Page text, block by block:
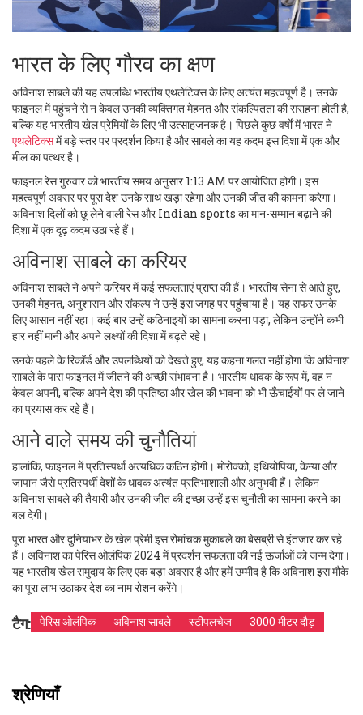
भारत के लिए गौरव का क्षण
अविनाश साबले की यह उपलब्धि भारतीय एथलेटिक्स के लिए अत्यंत महत्वपूर्ण है। उनके
फाइनल में पहुंचने से न केवल उनकी व्यक्तिगत मेहनत और संकल्पितता की सराहना होती है,
बल्कि यह भारतीय खेल प्रेमियों के लिए भी उत्साहजनक है। पिछले कुछ वर्षों में भारत ने
एथलेटिक्समें बड़े स्तर पर प्रदर्शन किया है और साबले का यह कदम इस दिशा में एक और
मील का पत्थर है।
फाइनल रेस गुरुवार को भारतीय समय अनुसार 1:13 AM पर आयोजित होगी। इस
महत्वपूर्ण अवसर पर पूरा देश उनके साथ खड़ा रहेगा और उनकी जीत की कामना करेगा।
अविनाश दिलों को छू लेने वाली रेस और Indian sports का मान-सम्मान बढ़ाने की
दिशा में एक दृढ़ कदम उठा रहे हैं।
अविनाश साबले का करियर
अविनाश साबले ने अपने करियर में कई सफलताएं प्राप्त की हैं। भारतीय सेना से आते हुए,
उनकी मेहनत, अनुशासन और संकल्प ने उन्हें इस जगह पर पहुंचाया है। यह सफर उनके
लिए आसान नहीं रहा। कई बार उन्हें कठिनाइयों का सामना करना पड़ा, लेकिन उन्होंने कभी
हार नहीं मानी और अपने लक्ष्यों की दिशा में बढ़ते रहे।
उनके पहले के रिकॉर्ड और उपलब्धियों को देखते हुए, यह कहना गलत नहीं होगा कि अविनाश
साबले के पास फाइनल में जीतने की अच्छी संभावना है। भारतीय धावक के रूप में, वह न
केवल अपनी, बल्कि अपने देश की प्रतिष्ठा और खेल की भावना को भी ऊँचाईयों पर ले जाने
का प्रयास कर रहे हैं।
आने वाले समय की चुनौतियां
हालांकि, फाइनल में प्रतिस्पर्धा अत्यधिक कठिन होगी। मोरोक्को, इथियोपिया, केन्या और
जापान जैसे प्रतिस्पर्धी देशों के धावक अत्यंत प्रतिभाशाली और अनुभवी हैं। लेकिन
अविनाश साबले की तैयारी और उनकी जीत की इच्छा उन्हें इस चुनौती का सामना करने का
बल देगी।
पूरा भारत और दुनियाभर के खेल प्रेमी इस रोमांचक मुकाबले का बेसब्री से इंतजार कर रहे
हैं। अविनाश का पेरिस ओलंपिक 2024 में प्रदर्शन सफलता की नई ऊर्जाओं को जन्म देगा।
यह भारतीय खेल समुदाय के लिए एक बड़ा अवसर है और हमें उम्मीद है कि अविनाश इस मौके
का पूरा लाभ उठाकर देश का नाम रोशन करेंगे।
टैग: पेरिस ओलंपिक अविनाश साबले स्टीपलचेज 3000 मीटर दौड़
श्रेणियाँ